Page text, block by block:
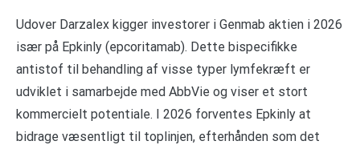
Udover Darzalex kigger investorer i Genmab aktien i 2026
især på Epkinly (epcoritamab). Dette bispecifikke
antistof til behandling af visse typer lymfekræft er
udviklet i samarbejde med AbbVie og viser et stort
kommercielt potentiale. I 2026 forventes Epkinly at
bidrage væsentligt til toplinjen, efterhånden som det